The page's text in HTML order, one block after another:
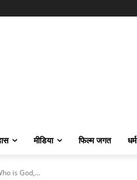
मीडिया फिल्म जगत धर्म
is God,...